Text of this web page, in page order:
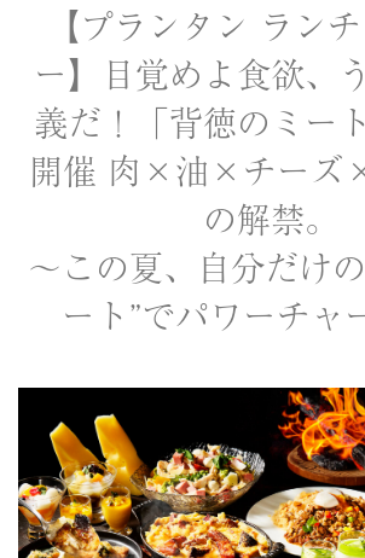
【プランタン ラン
ー】目覚めよ食欲、
義だ！「背徳のミー
開催 肉×油×チーズ
の解禁。
～この夏、自分だけ
ート”でパワーチャ